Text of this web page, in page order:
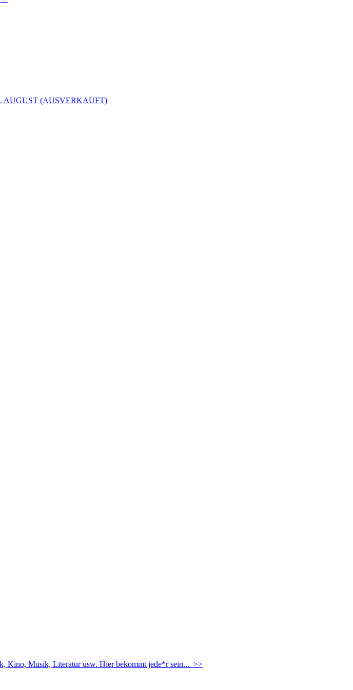
AUGUST (AUSVERKAUFT)
Kino, Musik, Literatur usw. Hier bekommt jede*r sein... >>